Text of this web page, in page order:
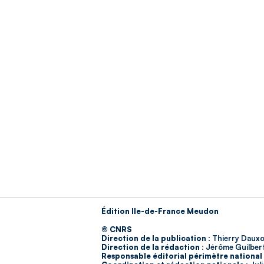
Édition Ile-de-France Meudon
© CNRS
Direction de la publication : Thierry
Direction de la rédaction : Jérôme
Responsable éditorial périmètre national